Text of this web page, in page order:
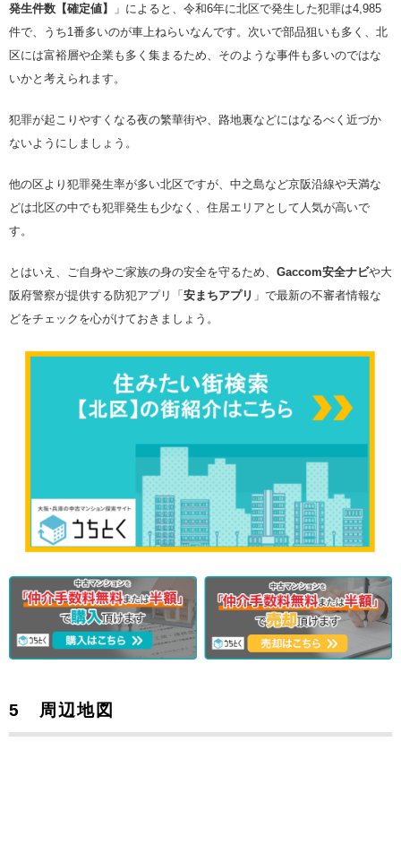
発生件数【確定値】
」によると、令和6年に北区で発生した犯罪は4,985
件で、うち1番多いのが車上ねらいなんです。次いで部品狙いも多く、北
区には富裕層や企業も多く集まるため、そのような事件も多いのではな
いかと考えられます。
犯罪が起こりやすくなる夜の繁華街や、路地裏などにはなるべく近づか
ないようにしましょう。
他の区より犯罪発生率が多い北区ですが、中之島など京阪沿線や天満な
どは北区の中でも犯罪発生も少なく、住居エリアとして人気が高いで
す。
とはいえ、ご自身やご家族の身の安全を守るため、 Gaccom安全ナビや大
阪府警察が提供する防犯アプリ「安まちアプリ 」で最新の不審者情報な
どをチェックを心がけておきましょう。
5 周辺地図